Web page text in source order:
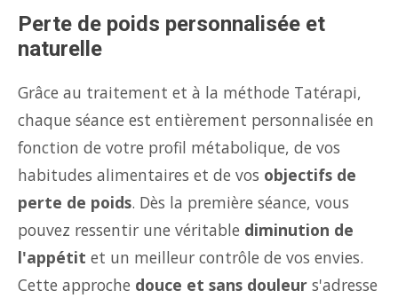
Perte de poids personnalisée et
naturelle
Grâce au traitement et à la méthode Tatérapi,
chaque séance est entièrement personnalisée en
fonction de votre profil métabolique, de vos
habitudes alimentaires et de vos objectifs de
perte de poids. Dès la première séance, vous
pouvez ressentir une véritable diminution de
l'appétit et un meilleur contrôle de vos envies.
Cette approche douce et sans douleur s'adresse